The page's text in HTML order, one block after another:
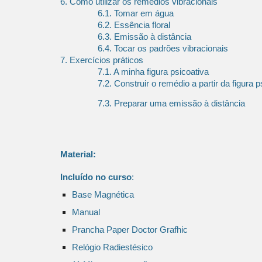
6.1. Tomar em água
6.2. Essência floral
6.3. Emissão à distância
6.4. Tocar os padrões vibracionais
7. Exercícios práticos
7.1. A minha figura psicoativa
7.2. Construir o remédio a partir da figura
7.3. Preparar uma emissão à distância
Material:
​Incluído no curso:
Base Magnética
Manual
Prancha Paper Doctor Grafhic
Relógio Radiestésico